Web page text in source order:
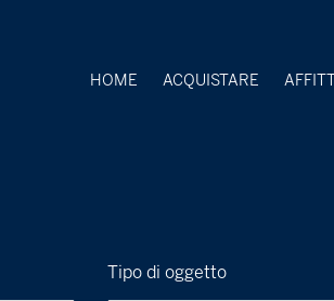
HOME ACQUISTARE
Tipo di oggetto